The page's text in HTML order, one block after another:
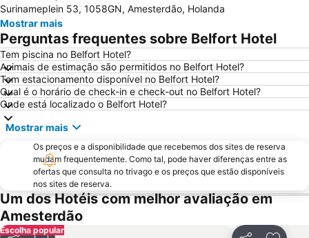
Ziggo Dome
Anne Frank Museum
Utrecht Centraal Station
Sloterdijk
Leidseplein
Van Gogh Museum
Oud-Zuid
Jaarbeurs Utrecht
Haven Amsterdam
Stadium Galgenwaard
Scheveningen Beach
Cruzeiros Internacionais pelos Canais da Holanda
Grachtengordel
Amstel Metro Station
Noord
Zandvoort Beach
Oud-West
Oost
Bijlmer ArenA Metro Station
Zaanse Schans
Mercado das flores
Haarlemmerstraat
Surinameplein 53, 1058GN, Amesterdão, Holanda
Mostrar mais
Perguntas frequentes sobre Belfort Hotel
Tem piscina no Belfort Hotel?
Animais de estimação são permitidos no Belfort Hotel?
Tem estacionamento disponível no Belfort Hotel?
Qual é o horário de check-in e check-out no Belfort Hotel?
Onde está localizado o Belfort Hotel?
Mostrar mais
Os preços e a disponibilidade que recebemos dos sites de reserva
mudam frequentemente. Como tal, pode haver diferenças entre as
ofertas que consulta no trivago e os preços que estão disponíveis
nos sites de reserva.
Um dos Hotéis com melhor avaliação em
Amesterdão
Escolha popular